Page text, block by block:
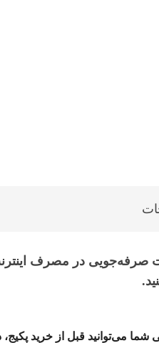
صرفه‌جویی در مصرف
شما می‌توانید قبل از خرید